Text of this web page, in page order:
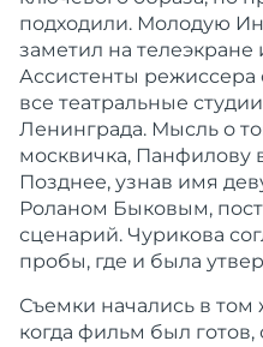
подходили. Молодую
заметил на
Ассистенты
все театральные
Ленинграда. Мысль о
москвичка, Панфилову
Позднее, узнав имя
Роланом Быковым,
сценарий. Чурикова
пробы, где и была
Съемки начались в том
когда фильм был